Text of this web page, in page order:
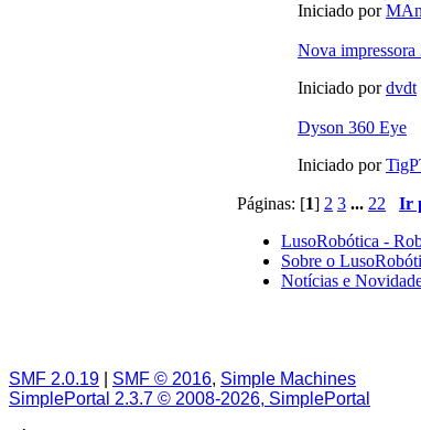
Iniciado por
Nova
Iniciado pordvdt
Dyson 360 Eye
Iniciado por
Páginas: [1] 2 3 ... 22
Ir
LusoRobótica -
Sobre o
Notícias e
SMF 2.0.19 SMF © 2016, Simple Machines
SimplePortal 2.3.7 © 2008-2026, SimplePortal